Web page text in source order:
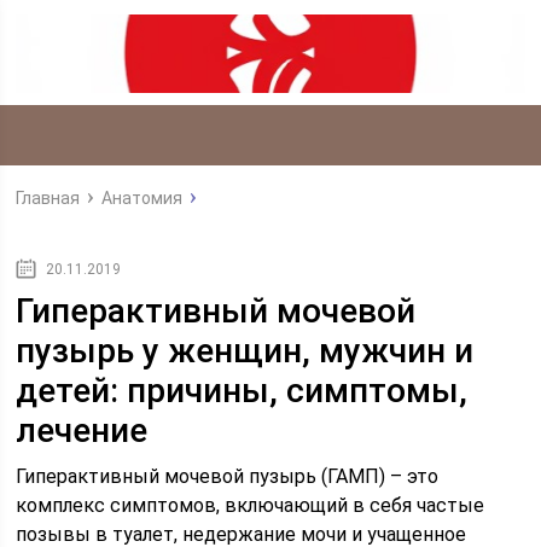
Главная Анатомия
20.11.2019
Гиперактивный мочевой
пузырь у женщин, мужчин и
детей: причины, симптомы,
лечение
Гиперактивный мочевой пузырь (ГАМП) – это
комплекс симптомов, включающий в себя частые
позывы в туалет, недержание мочи и учащенное